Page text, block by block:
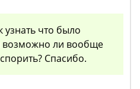
узнать что было
возможно ли вообще
Спасибо.